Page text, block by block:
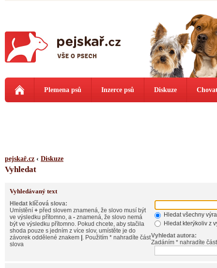
Plemena psů Inzerce psů Diskuze
pejskař.cz ‹ Diskuze
Vyhledat
Vyhledávaný text
Hledat klíčová slova:
Umístění + před slovem znamená, že slovo musí být
ve výsledku přítomno, a - znamená, že slovo nemá
být ve výsledku přítomno. Pokud chcete, aby stačila
shoda pouze s jedním z více slov, umístěte je do
závorek oddělené znakem . Použitím * nahradíte část
slova
Hledat všechny
Hledat kterýkoliv z
Vyhledat autora:
Zadáním * nahradíte